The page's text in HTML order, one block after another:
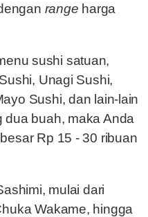
range harga
sushi satuan,
Unagi Sushi,
Sushi, dan lain-lain
buah, maka Anda
Rp 15 - 30 ribuan
mulai dari
Wakame, hingga